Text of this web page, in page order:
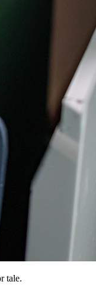
tale.